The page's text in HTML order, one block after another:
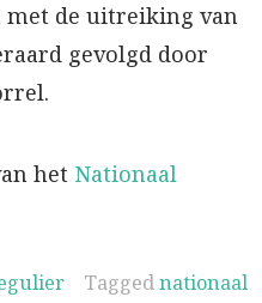
met de uitreiking van
gevolgd door
het Nationaal
Taggednationaal